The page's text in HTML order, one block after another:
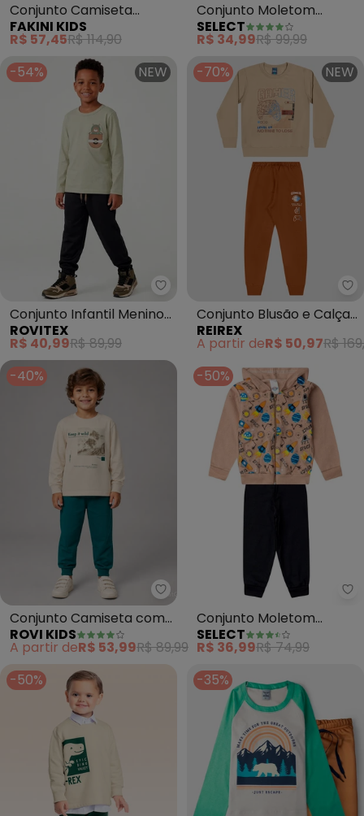
Conjunto Camiseta
Manga Longa e Calça
(Bege)
FAKINI KIDS
R$ 57,45R$ 114,90
Conjunto Moletom
Menino Blusão e Calça
(Bege)
SELECT
R$ 34,99R$ 99,99
-54%
NEW
Rovitex - Conjunto Infantil
Conjunto Infantil Menino
Meia Estação (Bege)
ROVITEX
R$ 40,99R$ 89,99
-70% NEW
Conjunto Blusão e Calça
Jogger (Bege)
REIREX
A partir deR$ 50,97R$
-40%
Rovi Kids - Conjunto Camiseta
Conjunto Camiseta com
Calça (Bege)
ROVI KIDS
A partir deR$ 53,99R$ 89,99
-50%
Conjunto Moletom
Menino Jaqueta e Calça
(Bege)
SELECT
R$ 36,99R$ 74,99
-50%
-35%